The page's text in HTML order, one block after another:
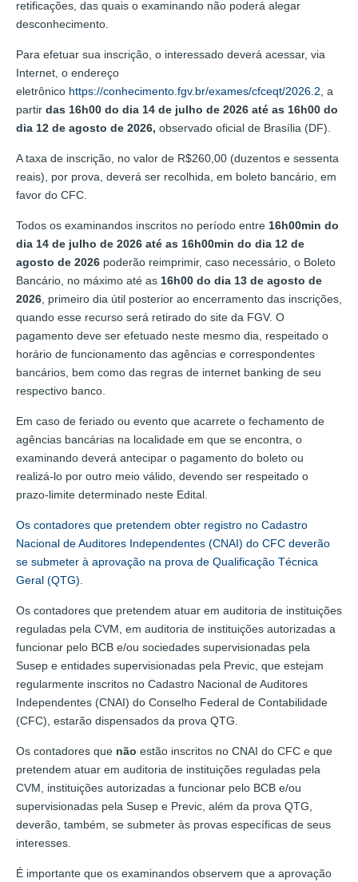
retificações, das quais o examinando não poderá alegar
desconhecimento.
Para efetuar sua inscrição, o interessado deverá acessar, via
Internet, o endereço
eletrônico https://conhecimento.fgv.br/exames/cfceqt/2026.2 , a
partir das 16h00 do dia 14 de julho de 2026 até as 16h00 do
dia 12 de agosto de 2026, observado oficial de Brasília (DF).
A taxa de inscrição, no valor de R$260,00 (duzentos e sessenta
reais), por prova, deverá ser recolhida, em boleto bancário, em
favor do CFC.
Todos os examinandos inscritos no período entre 16h00min do
dia 14 de julho de 2026 até as 16h00min do dia 12 de
agosto de 2026 poderão reimprimir, caso necessário, o Boleto
Bancário, no máximo até as 16h00 do dia 13 de agosto de
2026 , primeiro dia útil posterior ao encerramento das inscrições,
quando esse recurso será retirado do site da FGV. O
pagamento deve ser efetuado neste mesmo dia, respeitado o
horário de funcionamento das agências e correspondentes
bancários, bem como das regras de internet banking de seu
respectivo banco.
Em caso de feriado ou evento que acarrete o fechamento de
agências bancárias na localidade em que se encontra, o
examinando deverá antecipar o pagamento do boleto ou
realizá-lo por outro meio válido, devendo ser respeitado o
prazo-limite determinado neste Edital.
Os contadores que pretendem obter registro no Cadastro
Nacional de Auditores Independentes (CNAI) do CFC deverão
se submeter à aprovação na prova de Qualificação Técnica
Geral (QTG).
Os contadores que pretendem atuar em auditoria de instituições
reguladas pela CVM, em auditoria de instituições autorizadas a
funcionar pelo BCB e/ou sociedades supervisionadas pela
Susep e entidades supervisionadas pela Previc, que estejam
regularmente inscritos no Cadastro Nacional de Auditores
Independentes (CNAI) do Conselho Federal de Contabilidade
(CFC), estarão dispensados da prova QTG.
Os contadores que não estão inscritos no CNAI do CFC e que
pretendem atuar em auditoria de instituições reguladas pela
CVM, instituições autorizadas a funcionar pelo BCB e/ou
supervisionadas pela Susep e Previc, além da prova QTG,
deverão, também, se submeter às provas específicas de seus
interesses.
É importante que os examinandos observem que a aprovação